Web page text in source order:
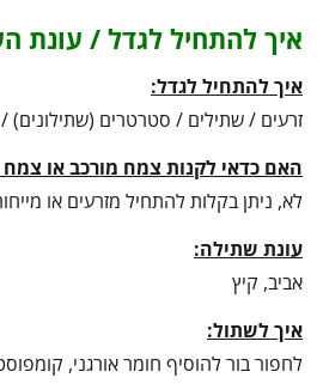
איך להתחיל לגדל / עונת
איך להתחיל לגדל:
זרעים / שתילים / סטרטרים (שתילונים) /
האם כדאי לקנות צמח מורכב או צמח
לא, ניתן בקלות להתחיל מזרעים או
עונת שתילה:
אביב, קיץ
איך לשתול:
לחפור בור להוסיף חומר אורגני,